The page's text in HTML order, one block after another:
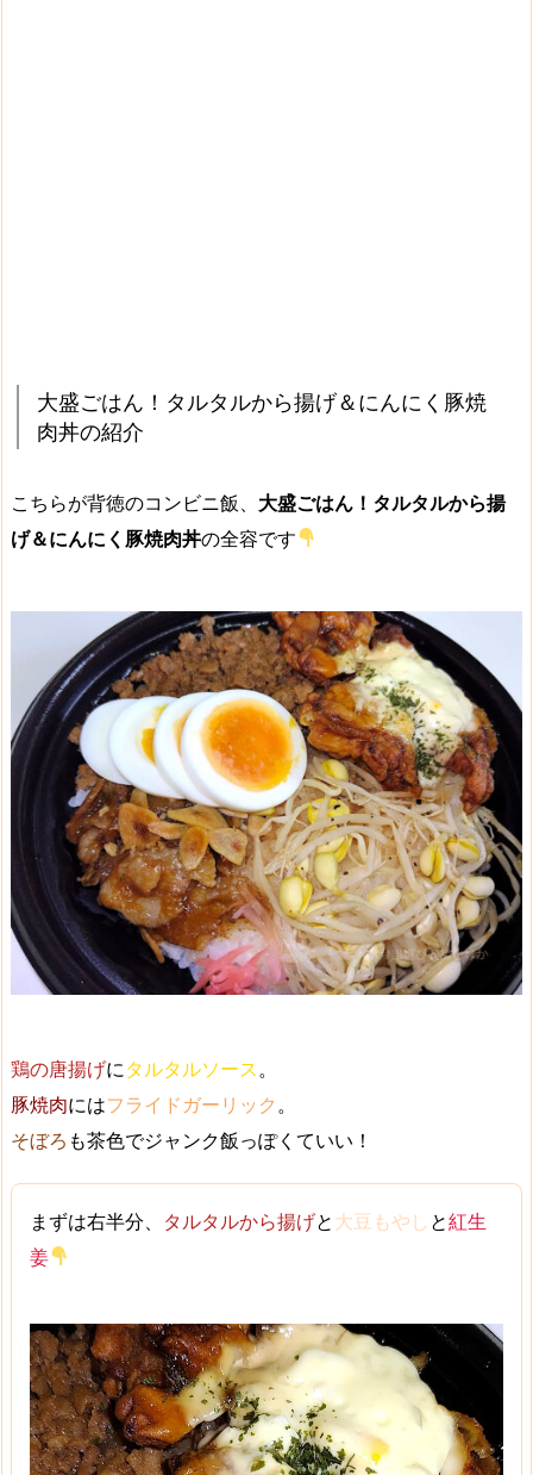
大盛ごはん！タルタルから揚げ＆にんにく豚焼
肉丼の紹介
こちらが背徳のコンビニ飯、 大盛ごはん！タルタルから揚
げ＆にんにく豚焼肉丼の全容です
鶏の唐揚げにタルタルソース。
豚焼肉にはフライドガーリック。
そぼろ も茶色でジャンク飯っぽくていい！
まずは右半分、 タルタルから揚げと大豆もやし と紅生
姜